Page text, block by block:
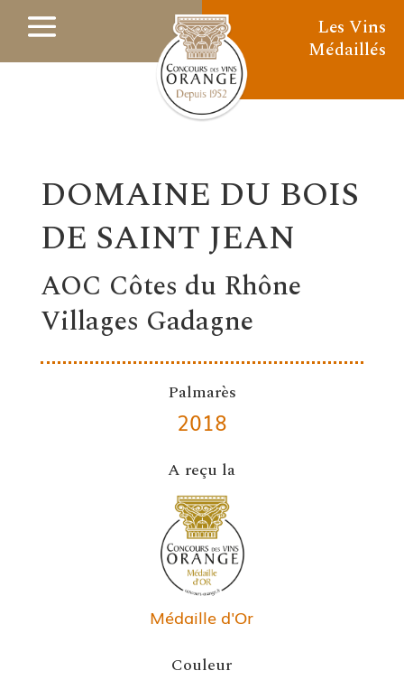
Les Vins
Médaillés
DOMAINE DU BOIS
DE SAINT JEAN
AOC Côtes du Rhône
Villages Gadagne
Palmarès
2018
A reçu la
Médaille d'Or
Couleur